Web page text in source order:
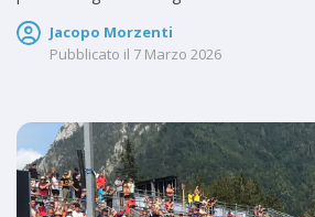
Jacopo Morzenti
Pubblicato il 7 Marzo 2026